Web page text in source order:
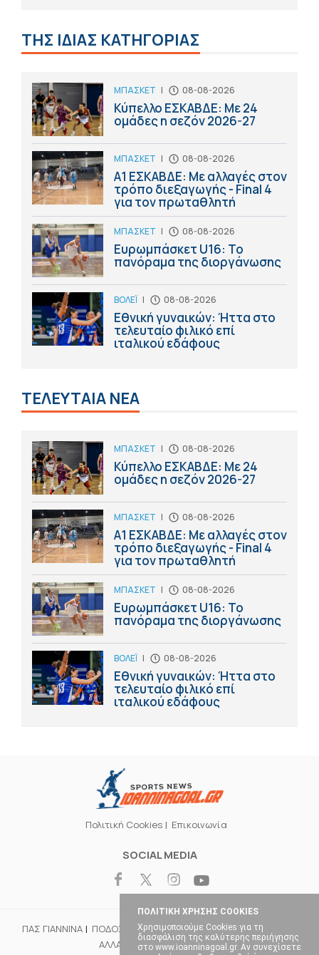
ΠΟΛΙΤΙΚΗ ΧΡΗΣΗΣ COOKIES
Χρησιμοποιούμε Cookies για τη
διασφάλιση της καλύτερης περιήγησης
στο www.ioanninagoal.gr. Αν συνεχίσετε
ΤΗΣ ΙΔΙΑΣ ΚΑΤΗΓΟΡΙΑΣ
ΜΠΑΣΚΕΤ | 08-08-2026
Κύπελλο ΕΣΚΑΒΔΕ: Με 24
ομάδες η σεζόν 2026-27
ΜΠΑΣΚΕΤ | 08-08-2026
Α1 ΕΣΚΑΒΔΕ: Με αλλαγές στον
τρόπο διεξαγωγής - Final 4
για τον πρωταθλητή
ΜΠΑΣΚΕΤ | 08-08-2026
Ευρωμπάσκετ U16: Το
πανόραμα της διοργάνωσης
ΒΟΛΕΪ | 08-08-2026
Εθνική γυναικών: Ήττα στο
τελευταίο φιλικό επί
ιταλικού εδάφους
ΤΕΛΕΥΤΑΙΑ ΝΕΑ
ΜΠΑΣΚΕΤ | 08-08-2026
Κύπελλο ΕΣΚΑΒΔΕ: Με 24
ομάδες η σεζόν 2026-27
ΜΠΑΣΚΕΤ | 08-08-2026
Α1 ΕΣΚΑΒΔΕ: Με αλλαγές στον
τρόπο διεξαγωγής - Final 4
για τον πρωταθλητή
ΜΠΑΣΚΕΤ | 08-08-2026
Ευρωμπάσκετ U16: Το
πανόραμα της διοργάνωσης
ΒΟΛΕΪ | 08-08-2026
Εθνική γυναικών: Ήττα στο
τελευταίο φιλικό επί
ιταλικού εδάφους
Πολιτική Cookies Επικοινωνία
SOCIAL MEDIA
ΠΑΣ ΓΙΑΝΝΙΝΑ ΠΟΔΟΣΦΑΙΡΟ ΜΠΑΣΚΕΤ ΒΟΛΕΪ
ΧΑΝΤΜΠΟΛ
ΑΛΛΑ ΣΠΟΡ
ΕΠΙΚΑΙΡΟΤΗΤΑ